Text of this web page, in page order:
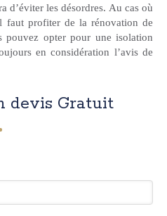
d’éviter les désordres. Au cas où
faut profiter de la rénovation de
pouvez opter pour une isolation
en considération l’avis de
devis Gratuit